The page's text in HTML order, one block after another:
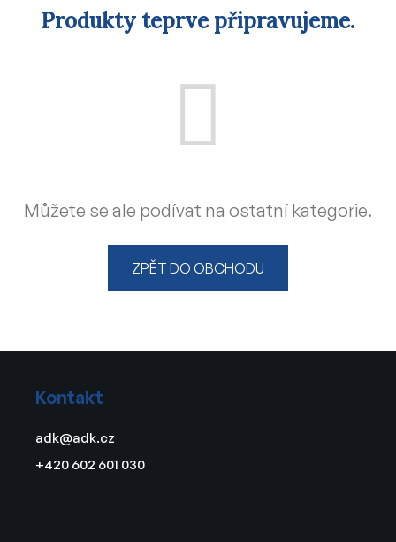
Produkty teprve připravujeme.
Můžete se ale podívat na ostatní kategorie.
ZPĚT DO OBCHODU
Kontakt
adk@adk.cz
+420 602 601 030